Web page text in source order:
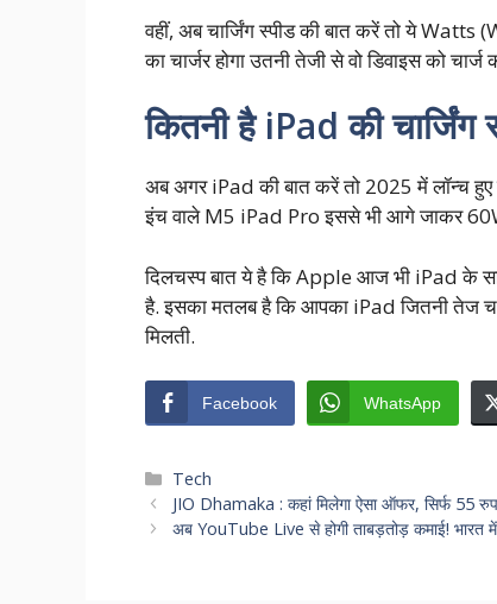
वहीं, अब चार्जिंग स्पीड की बात करें तो ये Watts
का चार्जर होगा उतनी तेजी से वो डिवाइस को चार्ज
कितनी है iPad की चार्जिंग
अब अगर iPad की बात करें तो 2025 में लॉन्च हुए
इंच वाले M5 iPad Pro इससे भी आगे जाकर 60W
दिलचस्प बात ये है कि Apple आज भी iPad के
है. इसका मतलब है कि आपका iPad जितनी तेज
मिलती.
Facebook WhatsApp
Categories
Tech
JIO Dhamaka : कहां मिलेगा ऐसा ऑफर, सिर्फ 55
अब YouTube Live से होगी ताबड़तोड़ कमाई! भारत